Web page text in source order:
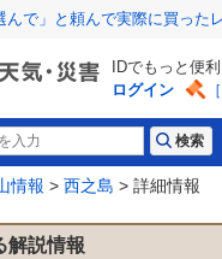
で」と頼んで実際に買った
IDでもっと便
ログイン
情報 > 西之島 > 詳細情報
解説情報